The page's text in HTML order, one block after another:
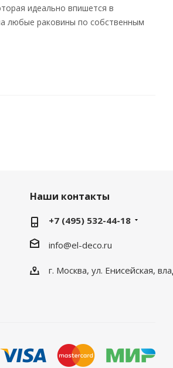
идеально впишется в
любые раковины по собственным
Наши контакты
+7 (495) 532-44-18
info@el-deco.ru
г. Москва, ул. Енисейская,